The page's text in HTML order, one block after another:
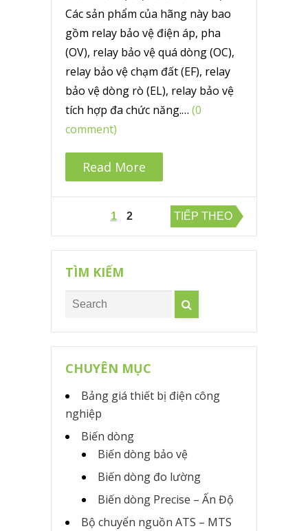
Các sản phẩm của hãng này bao
gồm relay bảo vệ điện áp, pha
(OV), relay bảo vệ quá dòng (OC),
relay bảo vệ chạm đất (EF), relay
bảo vệ dòng rò (EL), relay bảo vệ
tích hợp đa chức năng.… (0
comment)
Read More
Điều
hướng
bài
viết
1 2 TIẾP THEO
TÌM KIẾM
CHUYÊN MỤC
Bảng giá thiết bị điện công
nghiệp
Biến dòng
Biến dòng bảo vệ
Biến dòng đo lường
Biến dòng Precise – Ấn Độ
Bộ chuyển nguồn ATS – MTS